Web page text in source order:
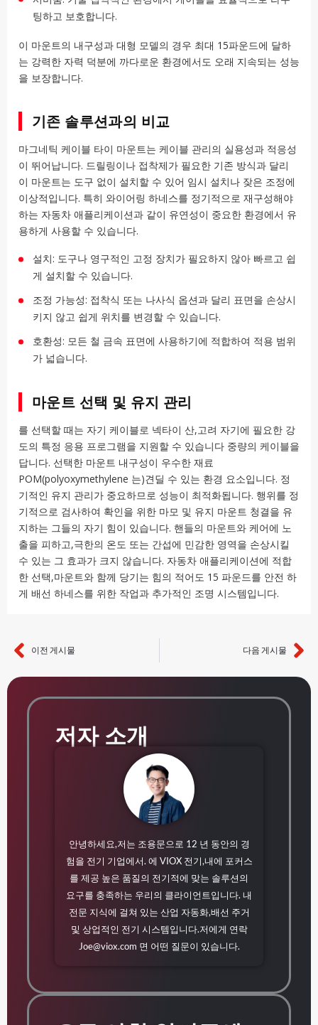
팅하고 보호합니다.
이 마운트의 내구성과 대형 모델의 경우 최대 15파운드에 달하
는 강력한 자력 덕분에 까다로운 환경에서도 오래 지속되는 성능
을 보장합니다.
기존 솔루션과의 비교
마그네틱 케이블 타이 마운트는 케이블 관리의 실용성과 적응성
이 뛰어납니다. 드릴링이나 접착제가 필요한 기존 방식과 달리
이 마운트는 도구 없이 설치할 수 있어 임시 설치나 잦은 조정에
이상적입니다. 특히 와이어링 하네스를 정기적으로 재구성해야
하는 자동차 애플리케이션과 같이 유연성이 중요한 환경에서 유
용하게 사용할 수 있습니다.
설치: 도구나 영구적인 고정 장치가 필요하지 않아 빠르고 쉽
게 설치할 수 있습니다.
조정 가능성: 접착식 또는 나사식 옵션과 달리 표면을 손상시
키지 않고 쉽게 위치를 변경할 수 있습니다.
호환성: 모든 철 금속 표면에 사용하기에 적합하여 적용 범위
가 넓습니다.
마운트 선택 및 유지 관리
를 선택할 때는 자기 케이블로 넥타이 산,고려 자기에 필요한 강
도의 특정 응용 프로그램을 지원할 수 있습니다 중량의 케이블을
답니다. 선택한 마운트 내구성이 우수한 재료
POM(polyoxymethylene 는)견딜 수 있는 환경 요소입니다. 정
기적인 유지 관리가 중요하므로 성능이 최적화됩니다. 행위를 정
기적으로 검사하여 확인을 위한 마모 및 유지 마운트 청결을 유
지하는 그들의 자기 힘이 있습니다. 핸들의 마운트와 케어에 노
출을 피하고,극한의 온도 또는 간섭에 민감한 영역을 손상시킬
수 있는 그 효과가 크지 않습니다. 자동차 애플리케이션에 적합
한 선택,마운트와 함께 당기는 힘의 적어도 15 파운드를 안전 하
게 배선 하네스를 위한 작업과 추가적인 조명 시스템입니다.
이전
이전 게시물 다음 게시물
저자 소개
안녕하세요,저는 조용문으로 12 년 동안의 경
험을 전기 기업에서. 에 VIOX 전기,내에 포커스
를 제공 높은 품질의 전기적에 맞는 솔루션의
요구를 충족하는 우리의 클라이언트입니다. 내
전문 지식에 걸쳐 있는 산업 자동화,배선 주거
및 상업적인 전기 시스템입니다.저에게 연락
Joe@viox.com 면 어떤 질문이 있습니다.